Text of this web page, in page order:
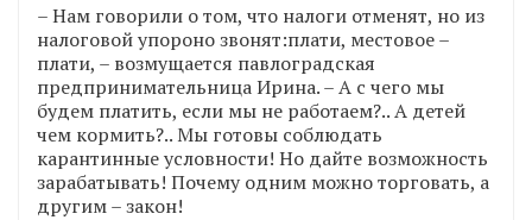
– Нам говорили о том, что налоги отменят, но из
налоговой упороно звонят:плати, местовое –
плати, – возмущается павлоградская
предпринимательница Ирина. – А с чего мы
будем платить, если мы не работаем?.. А детей
чем кормить?.. Мы готовы соблюдать
карантинные условности! Но дайте возможность
зарабатывать! Почему одним можно торговать, а
другим – закон!